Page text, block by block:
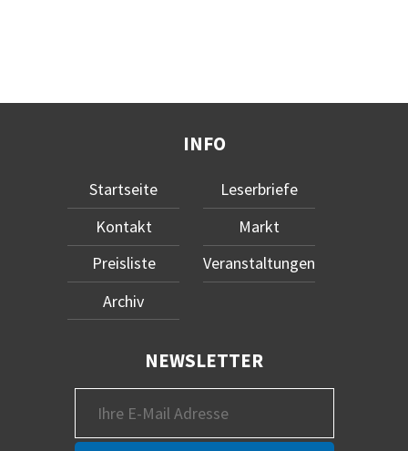
INFO
Startseite
Kontakt
Preisliste
Archiv
Leserbriefe
Markt
Veranstaltungen
NEWSLETTER